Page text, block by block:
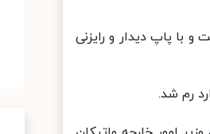
با پاپ دیدار و رایزنی
رم شد.